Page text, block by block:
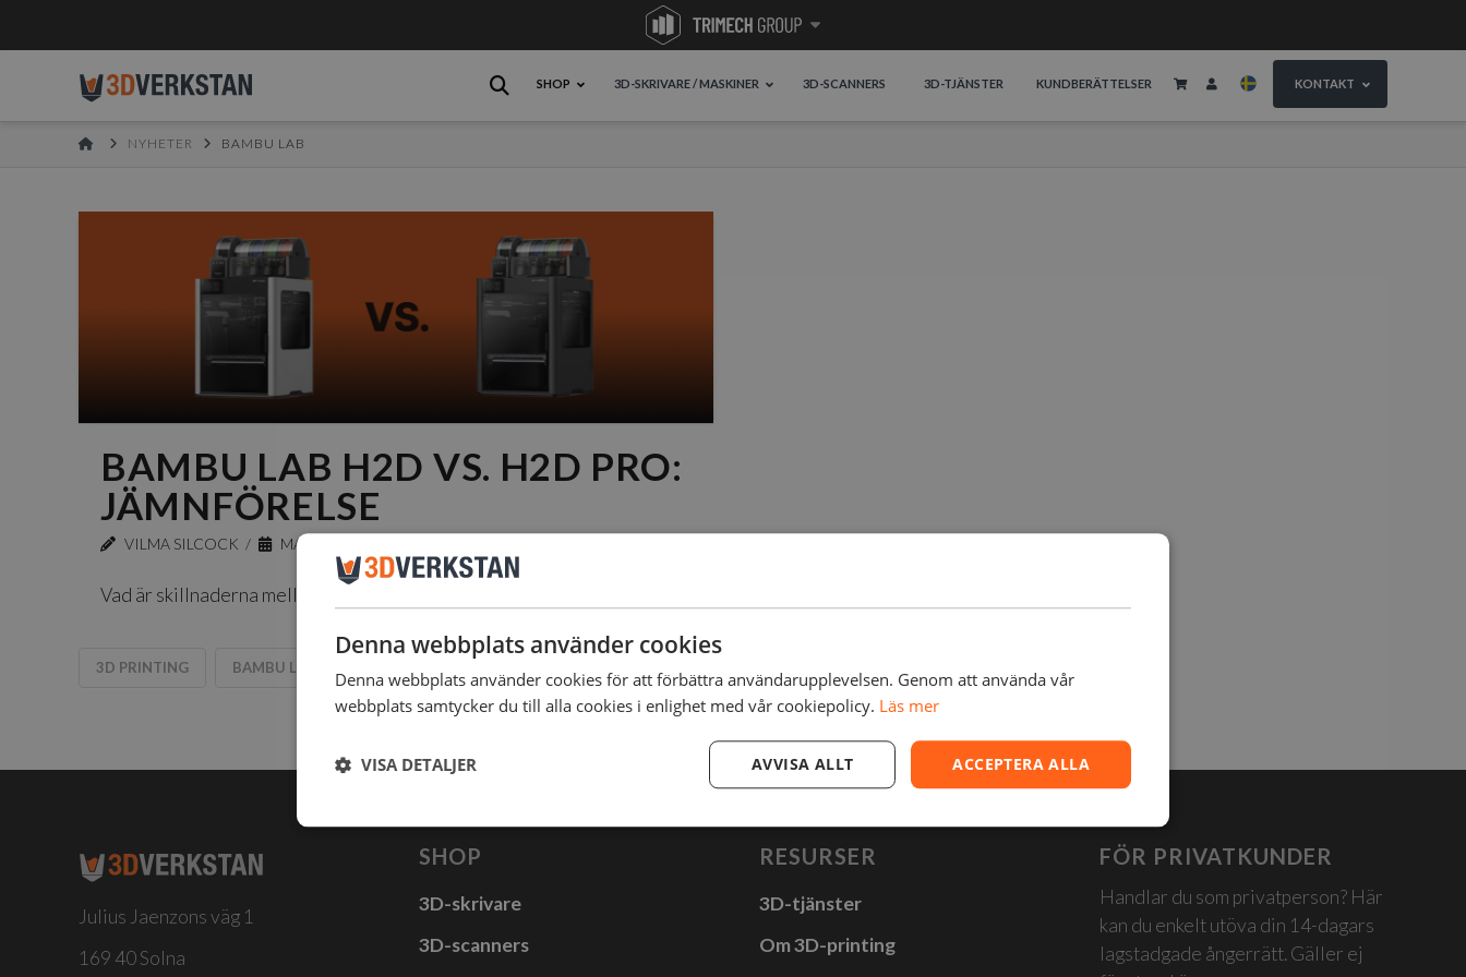
SHOP 3D-SKRIVARE / MASKINER 3D-SCANNERS 3D-TJÄNSTER KUNDBERÄTTELSER KONTAKT
HOMENYHETER BAMBU LAB
BAMBU LAB H2D VS. H2D PRO:
JÄMNFÖRELSE
VILMA SILCOCK MAJ 11, 2026
Vad är skillnaderna mellan H2D och H2D PRO?
3D PRINTING BAMBU LAB
Julius Jaenzons väg 1
169 40 Solna
SHOP
3D-skrivare
3D-scanners
RESURSER
3D-tjänster
Om 3D-printing
FÖR PRIVATKUNDER
Handlar du som privatperson? Här
kan du enkelt utöva din 14-dagars
lagstadgade ångerrätt. Gäller ej
Denna webbplats använder cookies
Denna webbplats använder cookies för att förbättra användarupplevelsen. Genom att använda vår
webbplats samtycker du till alla cookies i enlighet med vår cookiepolicy. Läs mer
ACCEPTERA ALLA
AVVISA ALLT
VISA DETALJER